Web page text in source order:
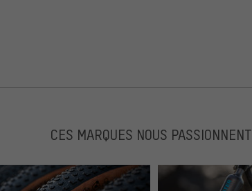
CES MARQUES NOUS PASSIONNENT